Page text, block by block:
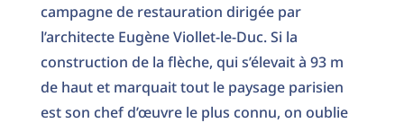
campagne de restauration dirigée par
l’architecte Eugène Viollet-le-Duc. Si la
construction de la flèche, qui s’élevait à 93 m
de haut et marquait tout le paysage parisien
est son chef d’œuvre le plus connu, on oublie